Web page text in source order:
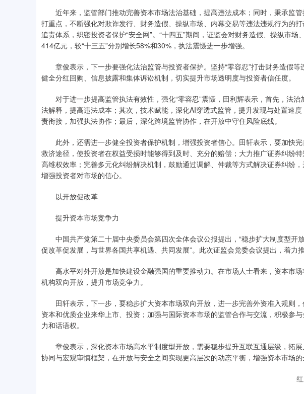
近年来，监管部门推动完善资本市场法治基础，提高违法成本；同时，秉承监管
打重点，不断强化对欺诈发行、财务造假、操纵市场、内幕交易等违法违规行为的
追责体系，织密投资者保护“安全网”。“十四五”期间，证监会对财务造假、操纵市
414亿元，较“十三五”分别增长58%和30%，执法震慑进一步增强。
章俊表示，下一步要强化法治监管与投资者保护。坚持“零容忍”打击财务造假等
健全分红回购、信息披露和集体诉讼机制，切实提升市场透明度与投资者信任度。
对于进一步提高监管执法有效性，强化“零容忍”震慑，田利辉表示，首先，法治
法解释，提高违法成本；其次，技术赋能，深化AI穿透式监管，提升发现与处置速
责衔接，加强执法协作；最后，深化跨境监管协作，在开放中守住风险底线。
此外，还需进一步健全投资者保护机制，增强投资者信心。田轩表示，要加快完
救济途径，使投资者在权益受损时能够得到及时、充分的赔偿；大力推广证券纠纷
高维权效率；完善多元化纠纷解决机制，鼓励通过调解、仲裁等方式解决证券纠纷
增强投资者对市场的信心。
以开放促改革
提升资本市场竞争力
中国共产党第二十届中央委员会第四次全体会议公报提出，“稳步扩大制度型开
促改革促发展，与世界各国共享机遇、共同发展”。此次证监会党委会议提出，着力
高水平对外开放是加快建设金融强国的重要推动力。在市场人士看来，资本市场
机构双向开放，提升市场竞争力。
田轩表示，下一步，要稳步扩大资本市场双向开放，进一步完善外资准入规则，
资本和优质企业来华上市、投资；加强与国际资本市场的监管合作与交流，积极参
力和话语权。
章俊表示，深化资本市场高水平制度型开放，需要稳步提升互联互通层级，拓展
协同与宏观审慎框架，在开放与安全之间实现更高层次的动态平衡，增强资本市场的